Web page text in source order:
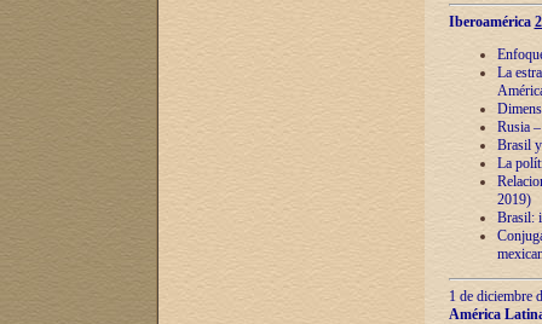
Iberoamérica
La
Rusia
Brasil
La
2019)
Brasil:
1 de diciembre
América